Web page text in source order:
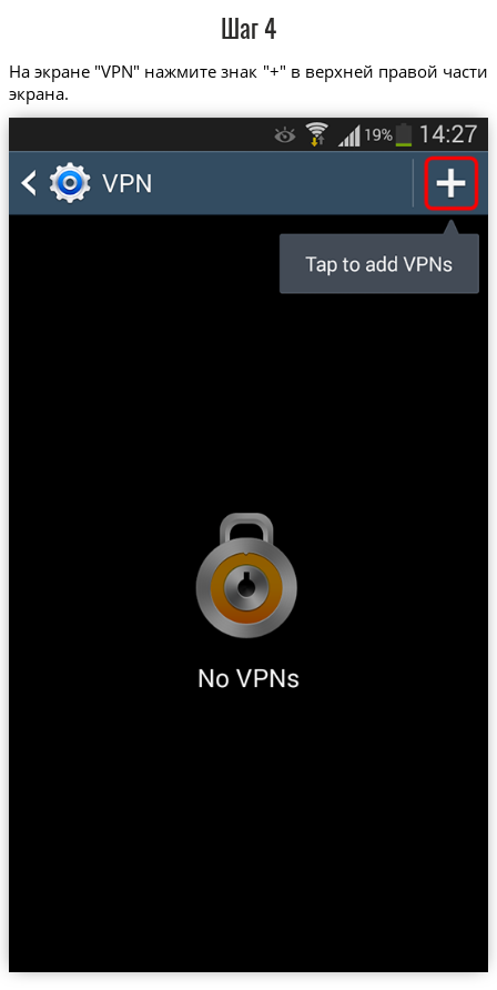
Шаг 4
На экране "VPN" нажмите знак "+" в верхней правой части
экрана.